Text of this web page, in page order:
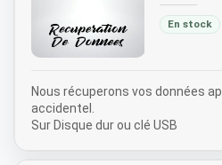
En stock
Nous récuperons vos données
accidentel.
Sur Disque dur ou clé USB